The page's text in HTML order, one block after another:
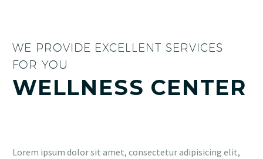
WE PROVIDE EXCELLENT SERVICES
FOR YOU
WELLNESS CENTER
Lorem ipsum dolor sit amet, consectetur adipisicing elit,